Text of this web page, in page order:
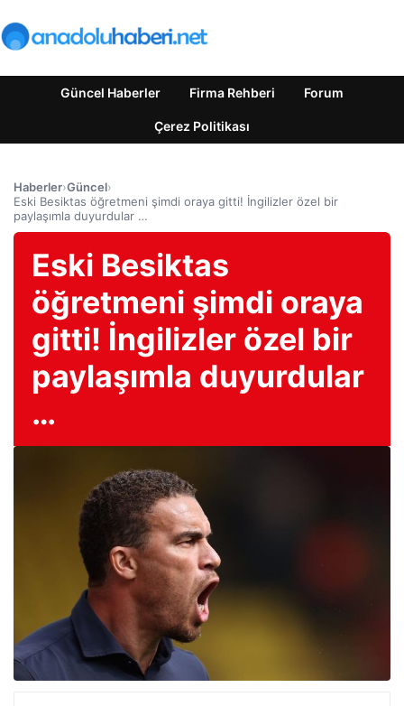
Güncel Haberler Firma Rehberi Forum
Çerez Politikası
Haberler›Güncel›
Eski Besiktas öğretmeni şimdi oraya gitti! İngilizler özel bir
paylaşımla duyurdular …
Eski Besiktas
öğretmeni şimdi oraya
gitti! İngilizler özel bir
paylaşımla duyurdular
…